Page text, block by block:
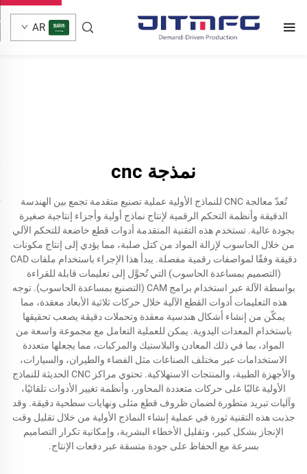
AR
نمذجة cnc
تُعدّ معالجة CNC للنماذج الأولية عملية تصنيع متقدمة تجمع بين الهندسة
الدقيقة وأنظمة التحكم الرقمية لإنتاج نماذج أولية وأجزاء إنتاجية صغيرة
بجودة عالية. تستخدم هذه التقنية المتقدمة أدوات قطع خاضعة للتحكم الآلي
من خلال الحاسوب لإزالة المواد من كتل صلبة، مما يؤدي إلى إنتاج مكونات
دقيقة وفقًا لمواصفات رقمية مفصلة. يبدأ هذا الإجراء باستخدام ملفات CAD
(التصميم بمساعدة الحاسوب) التي تُحوَّل إلى تعليمات قابلة للقراءة
بواسطة الآلة عبر استخدام برامج CAM (التصنيع بمساعدة الحاسوب). توجه
هذه التعليمات أدوات القطع الآلية خلال حركات ثلاثية الأبعاد معقدة، مما
يمكّن من إنشاء أشكال هندسية معقدة وتحملات دقيقة يصعب تحقيقها
باستخدام المعدات اليدوية. يمكن للعملية التعامل مع مجموعة واسعة من
المواد، بما في ذلك المعادن والبلاستيك والمركبات، مما يجعلها متعددة
الاستخدامات عبر مختلف الصناعات مثل الفضاء والطيران، والسيارات،
والأجهزة الطبية، والمنتجات الاستهلاكية. تحتوي مراكز CNC الحديثة للنماذج
الأولية غالبًا على حركات متعددة المحاور، وأنظمة تغيير الأدوات تلقائيًا،
وآليات تبريد متطورة لضمان ظروف قطع مثلى ونهايات سطحية دقيقة. وقد
جذبت هذه التقنية ثورة في عملية إنشاء النماذج الأولية من خلال تقليل وقت
الإنجاز بشكل كبير، وتقليل الأخطاء البشرية، وإمكانية تكرار التصاميم
بسرعة مع الحفاظ على جودة متسقة عبر دفعات الإنتاج.